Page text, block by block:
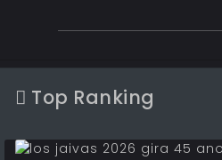
Top Ranking